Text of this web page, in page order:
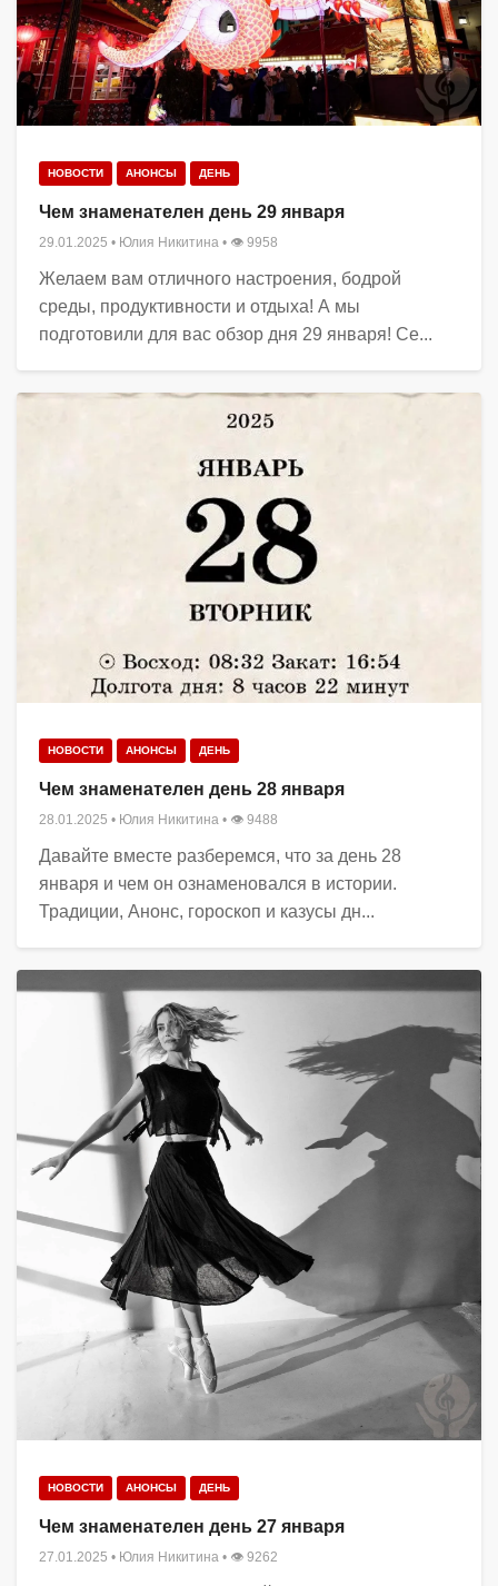
НОВОСТИ АНОНСЫ ДЕНЬ
Чем знаменателен день 29 января
29.01.2025 • Юлия Никитина • 👁 9958
Желаем вам отличного настроения, бодрой
среды, продуктивности и отдыха! А мы
подготовили для вас обзор дня 29 января! Се...
НОВОСТИ АНОНСЫ ДЕНЬ
Чем знаменателен день 28 января
28.01.2025 • Юлия Никитина • 👁 9488
Давайте вместе разберемся, что за день 28
января и чем он ознаменовался в истории.
Традиции, Анонс, гороскоп и казусы дн...
НОВОСТИ АНОНСЫ ДЕНЬ
Чем знаменателен день 27 января
27.01.2025 • Юлия Никитина • 👁 9262